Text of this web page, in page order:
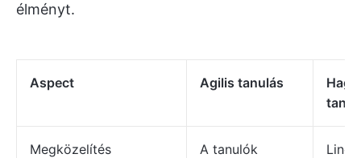
élményt.
Aspect Agilis tanulás
Megközelítés
A tanulók